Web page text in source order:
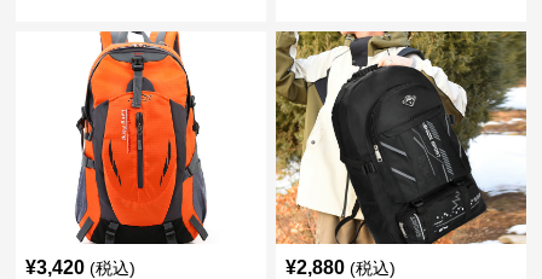
¥3,420 (税込) ¥2,880 (税込)